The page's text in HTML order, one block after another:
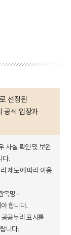
선정된
공식 입장과
사실 확인 및 보완
다.
제도에 따라 이용
목명 -
합니다.
공누리 표시를
니다.